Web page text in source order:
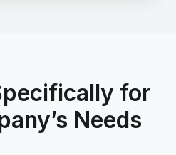
for
Needs